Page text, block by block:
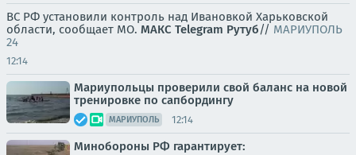
ВС РФ установили контроль над Ивановкой Харьковской
области, сообщает МО. МАКС Telegram Рутуб// МАРИУПОЛЬ
24
12:14
Мариупольцы проверили свой баланс на новой
тренировке по сапбордингу
МАРИУПОЛЬ 12:14
Минобороны РФ гарантирует: